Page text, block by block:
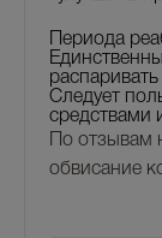
Периода
Следует
средствами
По отзывам
обвисание